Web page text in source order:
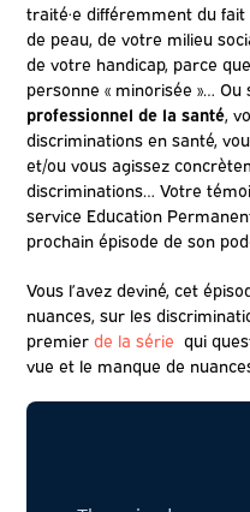
traité·e différemment du
de peau, de votre milieu
de votre handicap, parce
personne « minorisée »… Ou
professionnel de la santé,
discriminations en santé,
et/ou vous agissez
discriminations… Votre
service Education
prochain épisode de son
Vous l’avez deviné, cet
nuances, sur les
premierde la série qui
vue et le manque de